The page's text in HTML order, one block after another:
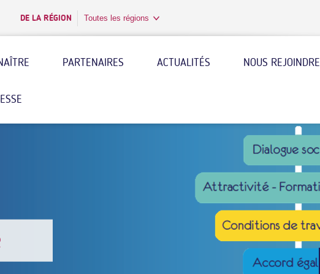
DE LA RÉGION Toutes les régions
PARTENAIRES ACTUALITÉS NOUS REJOINDRE